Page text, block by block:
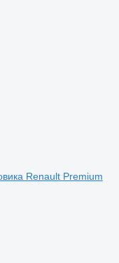
Renault Premium